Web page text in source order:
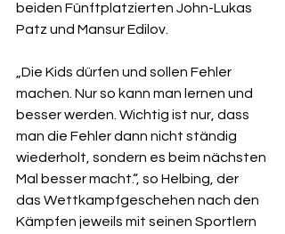
beiden Fünftplatzierten John-Lukas
Patz und Mansur Edilov.
„Die Kids dürfen und sollen Fehler
machen. Nur so kann man lernen und
besser werden. Wichtig ist nur, dass
man die Fehler dann nicht ständig
wiederholt, sondern es beim nächsten
Mal besser macht.“, so Helbing, der
das Wettkampfgeschehen nach den
Kämpfen jeweils mit seinen Sportlern